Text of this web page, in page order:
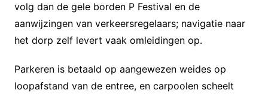
volg dan de gele borden P Festival en de
aanwijzingen van verkeersregelaars; navigatie naar
het dorp zelf levert vaak omleidingen op.
Parkeren is betaald op aangewezen weides op
loopafstand van de entree, en carpoolen scheelt